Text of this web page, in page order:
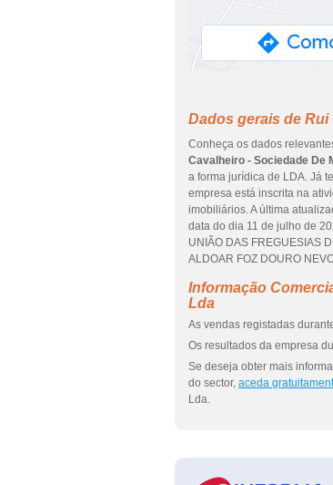
Dados gerais de Rui
Conheça os dados
Cavalheiro - Sociedade De
a forma jurídica de LDA. Já
empresa está inscrita na
imobiliários. A última
data do dia 11 de julho de
UNIÃO DAS FREGUESIAS
ALDOAR FOZ DOURO
Informação
Lda
As vendas registadas
Os resultados da empresa
Se deseja obter mais
do sector, aceda
Lda.